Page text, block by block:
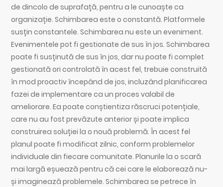
de dincolo de suprafață, pentru a le cunoaște ca
organizație. Schimbarea este o constantă. Platformele
susțin constantele. Schimbarea nu este un eveniment.
Evenimentele pot fi gestionate de sus în jos. Schimbarea
poate fi susținută de sus în jos, dar nu poate fi complet
gestionată ori controlată în acest fel, trebuie construită
în mod proactiv începând de jos, incluzând planificarea
fazei de implementare ca un proces valabil de
ameliorare. Ea poate conștientiza răscruci potențiale,
care nu au fost prevăzute anterior și poate implica
construirea soluției la o nouă problemă. În acest fel
planul poate fi modificat zilnic, conform problemelor
individuale din fiecare comunitate. Planurile la o scară
mai largă eșuează pentru că cei care le elaborează nu-
și imaginează problemele. Schimbarea se petrece în